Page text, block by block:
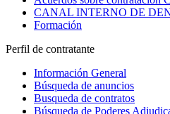
CANAL INTERNO DE
Formación
Perfil de contratante
Información General
Búsqueda de anuncios
Busqueda de contratos
Búsqueda de Poderes